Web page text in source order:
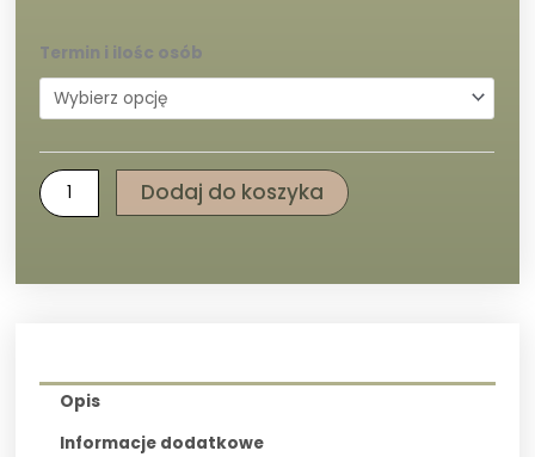
324,00
Termin i ilośc osób
ilość
Warsztaty
duże
kwiaty
Dodaj do koszyka
Opis
Informacje dodatkowe